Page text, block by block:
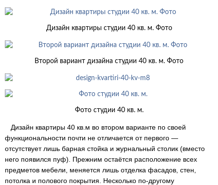
Дизайн квартиры студии 40 кв. м. Фото
Второй вариант дизайна студии 40 кв. м. Фото
Фото студии 40 кв. м.
Дизайн квартиры 40 кв.м во втором варианте по своей
функциональности почти не отличается от первого —
отсутствует лишь барная стойка и журнальный столик (вместо
него появился пуф). Прежним остаётся расположение всех
предметов мебели, меняется лишь отделка фасадов, стен,
потолка и полового покрытия. Несколько по-другому